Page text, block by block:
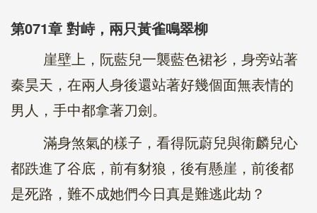
第071章 對峙，兩只黃雀鳴翠柳
崖壁上，阮藍兒一襲藍色裙衫，身旁站著
秦昊天，在兩人身後還站著好幾個面無表情的
男人，手中都拿著刀劍。
滿身煞氣的樣子，看得阮蔚兒與衛麟兒心
都跌進了谷底，前有豺狼，後有懸崖，前後都
是死路，難不成她們今日真是難逃此劫？